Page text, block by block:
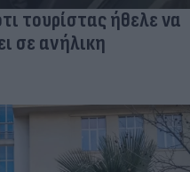
τουρίστας ήθελε να
σε ανήλικη